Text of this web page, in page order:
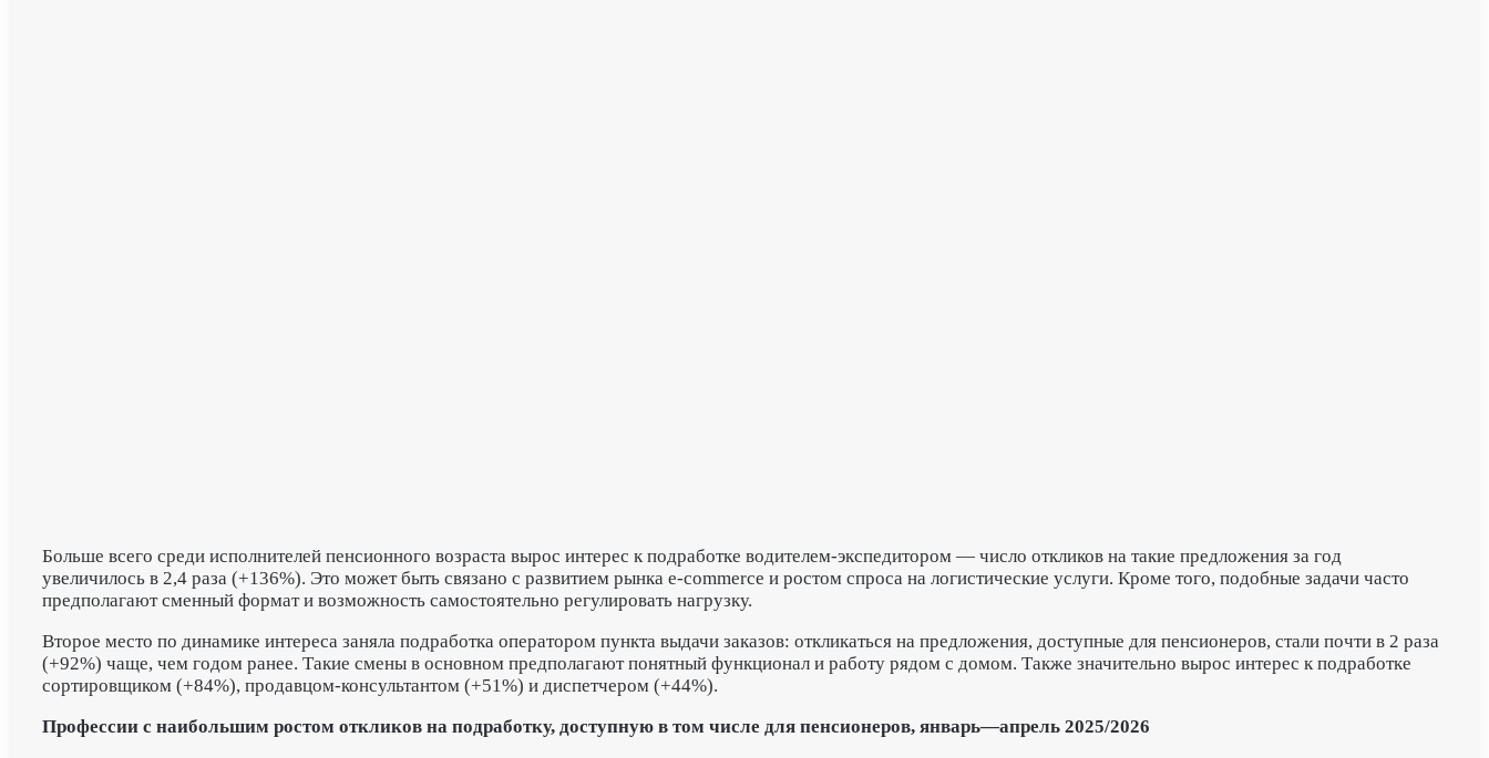
Больше всего среди исполнителей пенсионного возраста вырос интерес к подработке водителем-экспедитором — число откликов на такие предложения за год
увеличилось в 2,4 раза (+136%). Это может быть связано с развитием рынка e-commerce и ростом спроса на логистические услуги. Кроме того, подобные задачи часто
предполагают сменный формат и возможность самостоятельно регулировать нагрузку.
Второе место по динамике интереса заняла подработка оператором пункта выдачи заказов: откликаться на предложения, доступные для пенсионеров, стали почти в 2 раза
(+92%) чаще, чем годом ранее. Такие смены в основном предполагают понятный функционал и работу рядом с домом. Также значительно вырос интерес к подработке
сортировщиком (+84%), продавцом-консультантом (+51%) и диспетчером (+44%).
Профессии с наибольшим ростом откликов на подработку, доступную в том числе для пенсионеров, январь—апрель 2025/2026